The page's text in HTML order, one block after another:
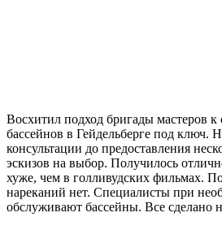
Восхитил подход бригады мастеров к
бассейнов в Гейдельберге под ключ.
консультации до предоставления
эскизов на выбор. Получилось
хуже, чем в голливудских фильмах.
нареканий нет. Специалисты при
обслуживают бассейны. Все сделано